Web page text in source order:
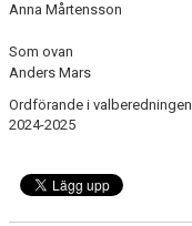
Anna Mårtensson
Som ovan
Anders Mars
Ordförande i valberedningen
2024-2025